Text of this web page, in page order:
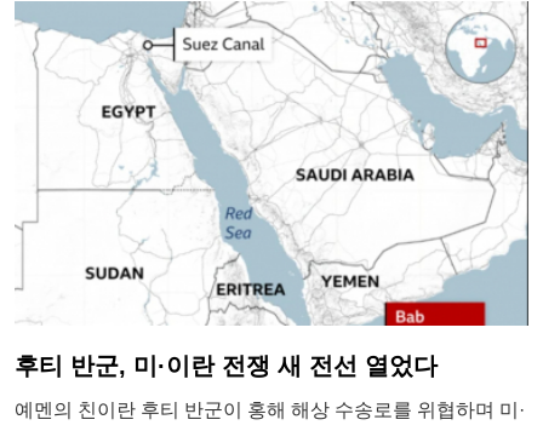
후티 반군, 미·이란 전쟁 새 전선 열었다
예멘의 친이란 후티 반군이 홍해 해상 수송로를 위협하며 미·